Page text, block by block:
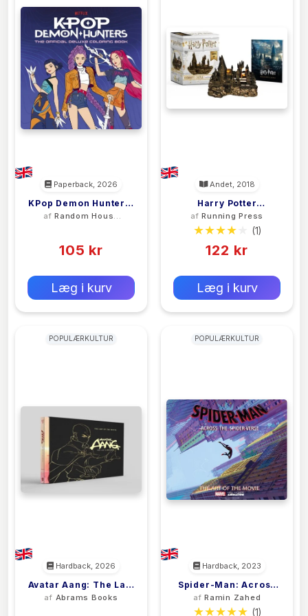
Paperback, 2026
KPop Demon Hunters:
The Official Deluxe
afRandom House
105 kr
Læg i kurv
Andet, 2018
Harry Potter
Hogwarts Castle And
Sticker Book
afRunning Press
(1)
122 kr
Læg i kurv
POPULÆRKULTUR
Hardback, 2026
Avatar Aang: The Last
Airbender: The Art Of
af Abrams Books
POPULÆRKULTUR
Hardback, 2023
Spider-Man: Across
The Spider-Verse:
The Art Of The Movie
af Ramin Zahed
(1)